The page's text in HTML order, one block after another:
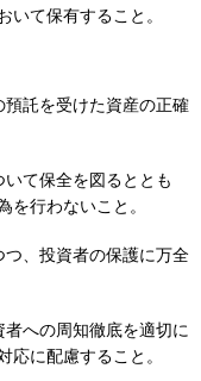
いて保有すること。
託を受けた資産の正確
て保全を図るととも
を行わないこと。
、投資者の保護に万全
への周知徹底を適切に
応に配慮すること。